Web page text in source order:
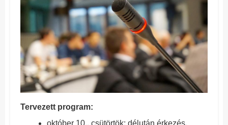
Tervezett program: